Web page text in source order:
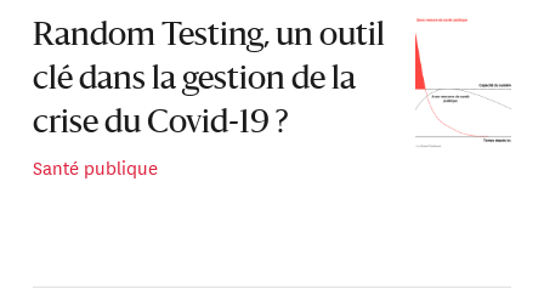
Random Testing, un outil
clé dans la gestion de la
crise du Covid-19 ?
Santé publique